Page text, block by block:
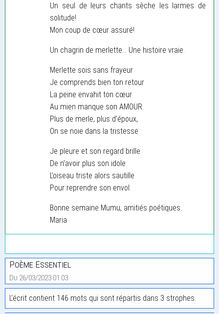
Un seul de leurs chants sèche les larmes de
solitude!
Mon coup de cœur assuré!
Un chagrin de merlette... Une histoire vraie.
Merlette sois sans frayeur
Je comprends bien ton retour
La peine envahit ton cœur
Au mien manque son AMOUR.
Plus de merle, plus d’époux,
On se noie dans la tristesse
Je pleure et son regard brille
De n’avoir plus son idole
L’oiseau triste alors sautille
Pour reprendre son envol.
Bonne semaine Mumu, amitiés poétiques.
Maria
Poème Essentiel
Du 26/03/2023 01:03
L'écrit contient 146 mots qui sont répartis dans 3 strophes.